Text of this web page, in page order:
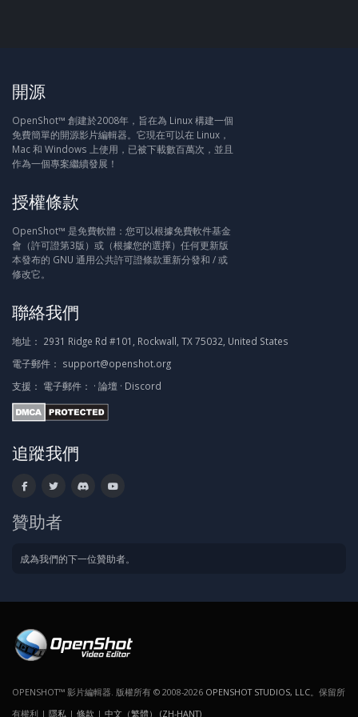
開源
OpenShot™ 創建於2008年，旨在為 Linux 構建一個
免費簡單的開源影片編輯器。它現在可以在 Linux，
Mac 和 Windows 上使用，已被下載數百萬次，並且
作為一個專案繼續發展！
授權條款
OpenShot™ 是免費軟體：您可以根據免費軟件基金
會（許可證第3版）或（根據您的選擇）任何更新版
本發布的 GNU 通用公共許可證條款重新分發和 / 或
修改它。
聯絡我們
地址： 2931 Ridge Rd #101, Rockwall, TX 75032, United States
電子郵件： support@openshot.org
支援： 電子郵件： · 論壇 · Discord
追蹤我們
贊助者
成為我們的下一位贊助者。
OPENSHOT™ 影片編輯器. 版權所有 © 2008-2026 OPENSHOT STUDIOS, LLC 。保留所
有權利 | 隱私 | 條款 | 中文（繁體） (ZH-HANT)